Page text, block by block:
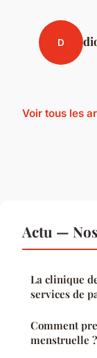
D
Voir tous les
Actu —
La clinique
services de
Comment
menstruelle ?